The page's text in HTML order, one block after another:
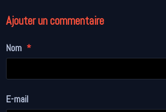
Ajouter un commentaire
Nom
E-mail